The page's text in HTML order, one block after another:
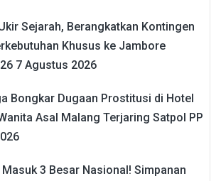
Sejarah, Berangkatkan Kontingen
Khusus ke Jambore
7 Agustus 2026
Bongkar Dugaan Prostitusi di Hotel
Asal Malang Terjaring Satpol PP
3 Besar Nasional! Simpanan